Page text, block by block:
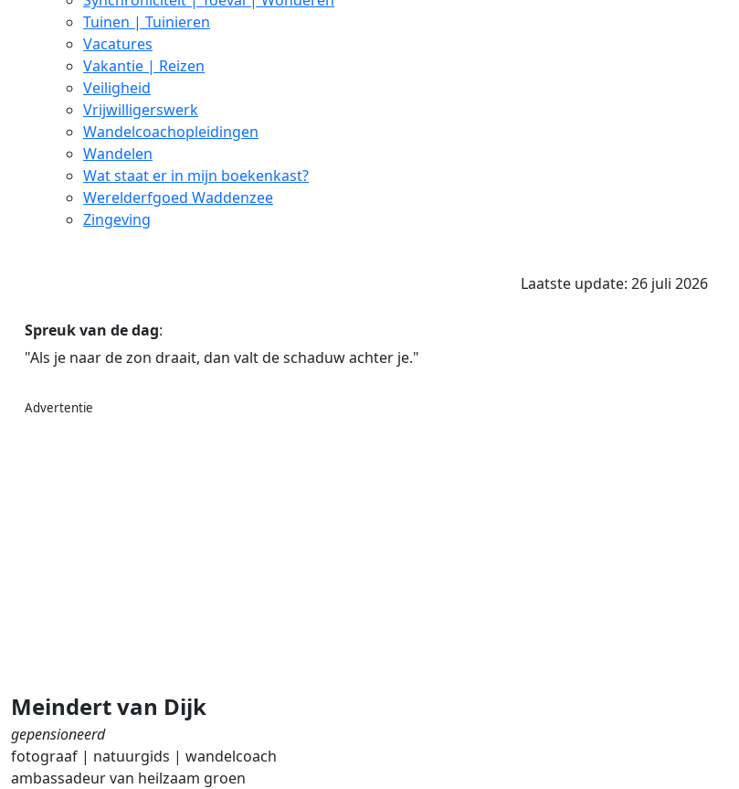
Tuinen | Tuinieren
Vacatures
Vakantie | Reizen
Veiligheid
Vrijwilligerswerk
Wandelcoachopleidingen
Wandelen
Wat staat er in mijn boekenkast?
Werelderfgoed Waddenzee
Zingeving
Laatste update: 26 juli 2026
Spreuk van de dag:
"Als je naar de zon draait, dan valt de schaduw achter je."
Advertentie
Meindert van Dijk
gepensioneerd
fotograaf | natuurgids | wandelcoach
ambassadeur van heilzaam groen